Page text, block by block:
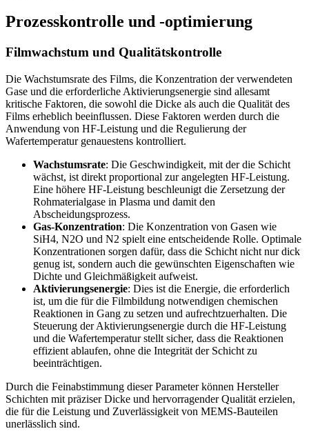
Prozesskontrolle und -optimierung
Filmwachstum und Qualitätskontrolle
Die Wachstumsrate des Films, die Konzentration der verwendeten
Gase und die erforderliche Aktivierungsenergie sind allesamt
kritische Faktoren, die sowohl die Dicke als auch die Qualität des
Films erheblich beeinflussen. Diese Faktoren werden durch die
Anwendung von HF-Leistung und die Regulierung der
Wafertemperatur genauestens kontrolliert.
Wachstumsrate: Die Geschwindigkeit, mit der die Schicht
wächst, ist direkt proportional zur angelegten HF-Leistung.
Eine höhere HF-Leistung beschleunigt die Zersetzung der
Rohmaterialgase in Plasma und damit den
Abscheidungsprozess.
Gas-Konzentration: Die Konzentration von Gasen wie
SiH4, N2O und N2 spielt eine entscheidende Rolle. Optimale
Konzentrationen sorgen dafür, dass die Schicht nicht nur dick
genug ist, sondern auch die gewünschten Eigenschaften wie
Dichte und Gleichmäßigkeit aufweist.
Aktivierungsenergie: Dies ist die Energie, die erforderlich
ist, um die für die Filmbildung notwendigen chemischen
Reaktionen in Gang zu setzen und aufrechtzuerhalten. Die
Steuerung der Aktivierungsenergie durch die HF-Leistung
und die Wafertemperatur stellt sicher, dass die Reaktionen
effizient ablaufen, ohne die Integrität der Schicht zu
beeinträchtigen.
Durch die Feinabstimmung dieser Parameter können Hersteller
Schichten mit präziser Dicke und hervorragender Qualität erzielen,
die für die Leistung und Zuverlässigkeit von MEMS-Bauteilen
unerlässlich sind.